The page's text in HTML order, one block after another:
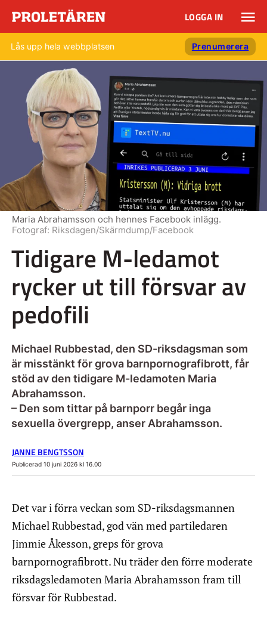
LOGGA IN
Lås upp hela webbplatsen Prenumerera
Tidigare M-ledamot
rycker ut till försvar av
pedofili
Michael Rubbestad, den SD-riksdagsman som
är misstänkt för grova barnpornografibrott, får
stöd av den tidigare M-ledamoten Maria
Abrahamsson.
– Den som tittar på barnporr begår inga
sexuella övergrepp, anser Abrahamsson.
Maria Abrahamsson och hennes Facebook inlägg.
Fotograf: Riksdagen/Skärmdump/Facebook
JANNE BENGTSSON
Publicerad 10 juni 2026 kl 16.00
Det var i förra veckan som SD-riksdagsmannen
Michael Rubbestad, god vän med partiledaren
Jimmie Åkesson, greps för grova
barnpornografibrott. Nu träder den förre moderate
riksdagsledamoten Maria Abrahamsson fram till
försvar för Rubbestad.